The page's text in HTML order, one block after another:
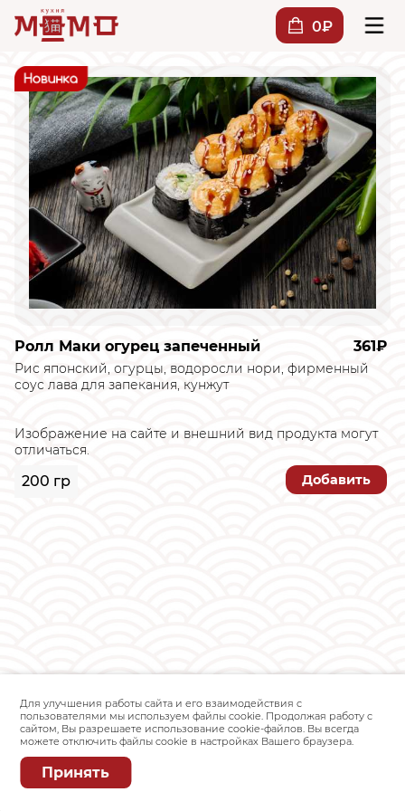
0₽
Ролл Маки огурец запеченный 361₽
Рис японский, огурцы, водоросли нори, фирменный
соус лава для запекания, кунжут
Изображение на сайте и внешний вид продукта могут
отличаться.
200 гр Добавить
Для улучшения работы сайта и его взаимодействия с
пользователями мы используем файлы cookie. Продолжая работу с
сайтом, Вы разрешаете использование cookie-файлов. Вы всегда
можете отключить файлы cookie в настройках Вашего браузера.
Принять